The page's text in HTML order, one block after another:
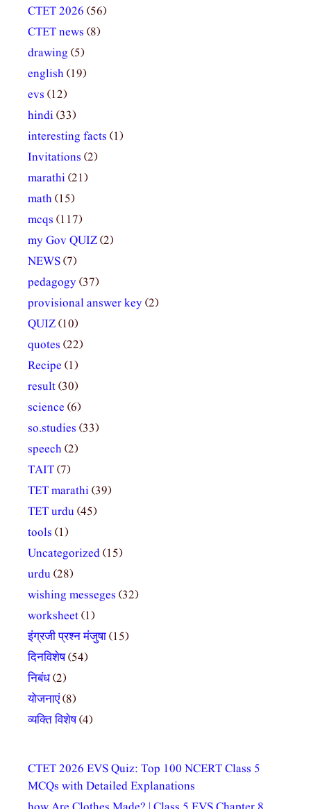
CTET 2026 (56)
CTET news (8)
drawing (5)
english(19)
evs (12)
hindi(33)
interesting facts (1)
Invitations (2)
marathi(21)
math(15)
mcqs (117)
my Gov QUIZ(2)
NEWS(7)
pedagogy(37)
provisional answer key(2)
QUIZ(10)
quotes (22)
Recipe (1)
result(30)
science (6)
so.studies (33)
speech(2)
TAIT(7)
TET marathi(39)
TET urdu(45)
tools (1)
Uncategorized(15)
urdu(28)
wishing messeges (32)
worksheet(1)
इंग्रजी प्रश्न मंजुषा(15)
दिनविशेष(54)
निबंध(2)
योजनाएं(8)
व्यक्ति विशेष(4)
CTET 2026 EVS Quiz: Top 100 NCERT Class 5
MCQs with Detailed Explanations